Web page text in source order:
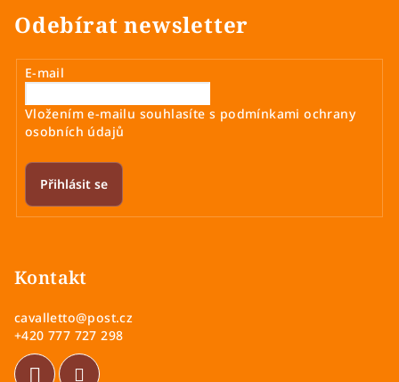
Odebírat newsletter
E-mail
Vložením e-mailu souhlasíte s podmínkami ochrany
osobních údajů
Přihlásit se
Kontakt
cavalletto@post.cz
+420 777 727 298